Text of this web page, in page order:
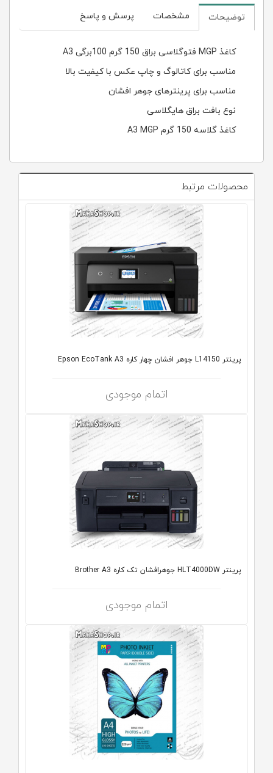
توضیحات مشخصات پرسش و پاسخ
کاغذ MGP فتوگلاسی براق 150 گرم 100برگی A3
مناسب برای کاتالوگ و چاپ عکس با کیفیت بالا
مناسب برای پرینترهای جوهر افشان
نوع بافت براق هایگلاسی
کاغذ گلاسه 150 گرم A3 MGP
محصولات مرتبط
پرینتر L14150 جوهر افشان چهار کاره Epson EcoTank A3
اتمام موجودی
پرینتر HLT4000DW جوهرافشان تک کاره Brother A3
اتمام موجودی